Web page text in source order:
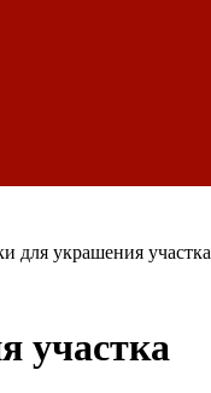
для украшения участка
участка